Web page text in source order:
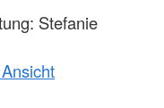
Stefanie